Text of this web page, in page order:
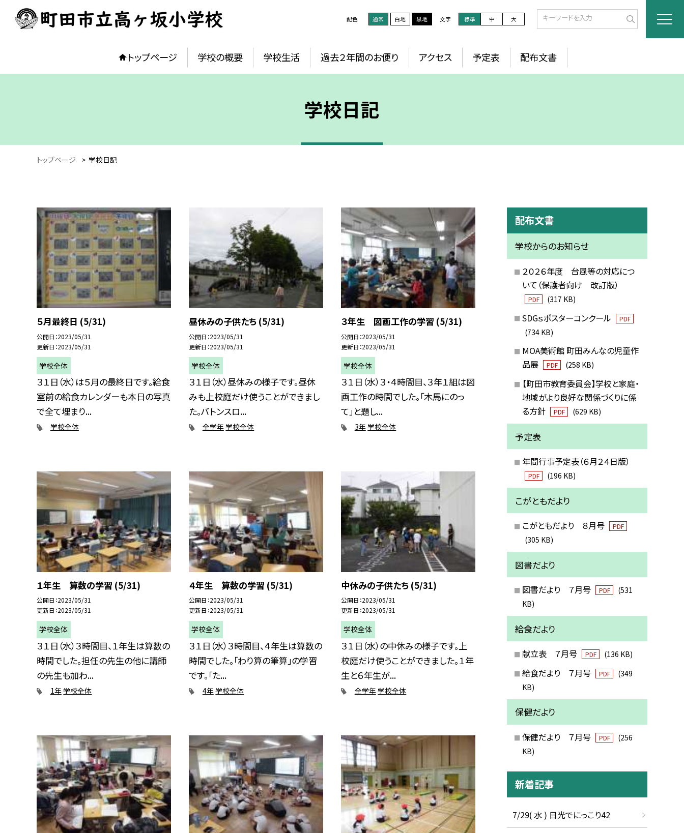
配色 通常 白地 黒地 文字 標準 中 大
トップページ 学校の概要 学校生活 過去２年間のお便り アクセス 予定表 配布文書
学校日記
トップページ > 学校日記
５月最終日 (5/31)
公開日 2023/05/31
更新日 2023/05/31
学校全体
３１日（水）は５月の最終日です。給食
室前の給食カレンダーも本日の写真
で全て埋まり...
学校全体
昼休みの子供たち (5/31)
公開日 2023/05/31
更新日 2023/05/31
学校全体
３１日（水）昼休みの様子です。昼休
みも上校庭だけ使うことができまし
た。バトンスロ...
全学年学校全体
３年生 図画工作の学習 (5/31)
公開日 2023/05/31
更新日 2023/05/31
学校全体
３１日（水）３・４時間目、３年１組は図
画工作の時間でした。「木馬にのっ
て」と題し...
3年学校全体
１年生 算数の学習 (5/31)
公開日 2023/05/31
更新日 2023/05/31
学校全体
３１日（水）３時間目、１年生は算数の
時間でした。担任の先生の他に講師
の先生も加わ...
1年学校全体
４年生 算数の学習 (5/31)
公開日 2023/05/31
更新日 2023/05/31
学校全体
３１日（水）３時間目、４年生は算数の
時間でした。「わり算の筆算」の学習
です。「た...
4年学校全体
中休みの子供たち (5/31)
公開日 2023/05/31
更新日 2023/05/31
学校全体
３１日（水）の中休みの様子です。上
校庭だけ使うことができました。１年
生と６年生が...
全学年学校全体
配布文書
学校からのお知らせ
２０２６年度 台風等の対応につ
いて（保護者向け 改訂版）
PDF (317 KB)
SDGｓポスターコンクール PDF
(734 KB)
MOA美術館 町田みんなの児童作
品展
PDF (258 KB)
【町田市教育委員会】学校と家庭・
地域がより良好な関係づくりに係
る方針
PDF (629 KB)
予定表
年間行事予定表（６月２４日版）
PDF (196 KB)
こがともだより
こがともだより ８月号 PDF
(305 KB)
図書だより
図書だより ７月号 PDF
(531
KB)
給食だより
献立表 ７月号 PDF (136 KB)
給食だより ７月号 PDF
(349
KB)
保健だより
保健だより ７月号 PDF
(256
KB)
新着記事
7/29( 水 ) 日光でにっこり42